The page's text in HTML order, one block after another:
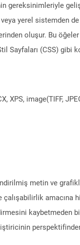
gereksinimleriyle
yerel sistemden
oluşur. Bu
Sayfaları (CSS) gibi
XPS, image(TIFF,
metin ve
amacına
kaybetmeden